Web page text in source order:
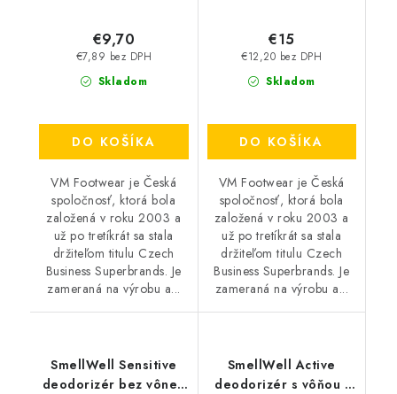
Skladom
€7,89 bez DPH
€9,70
DO KOŠÍKA
VM Footwear je Česká
spoločnosť, ktorá bola
založená v roku 2003 a
už po tretíkrát sa stala
držiteľom titulu Czech
Business Superbrands. Je
zameraná na výrobu a...
Skladom
€12,20 bez DPH
€15
DO KOŠÍKA
VM Footwear je Česká
spoločnosť, ktorá bola
založená v roku 2003 a
už po tretíkrát sa stala
držiteľom titulu Czech
Business Superbrands. Je
zameraná na výrobu a...
SmellWell Sensitive
deodorizér bez vône -
SmellWell Active
deodorizér s vôňou -